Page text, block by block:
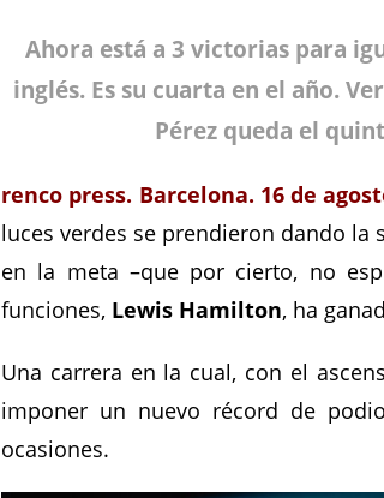
Ahora está a 3 victorias para
inglés. Es su cuarta en el año.
Pérez queda el
renco press. Barcelona. 16 de
luces verdes se prendieron dando la
en la meta –que por cierto, no
funciones, Lewis Hamilton, ha
Una carrera en la cual, con el
imponer un nuevo récord de
ocasiones.